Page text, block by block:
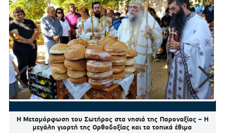
Η Μεταμόρφωση του Σωτήρος στα νησιά της Παροναξίας – Η
μεγάλη γιορτή της Ορθοδοξίας και τα τοπικά έθιμα